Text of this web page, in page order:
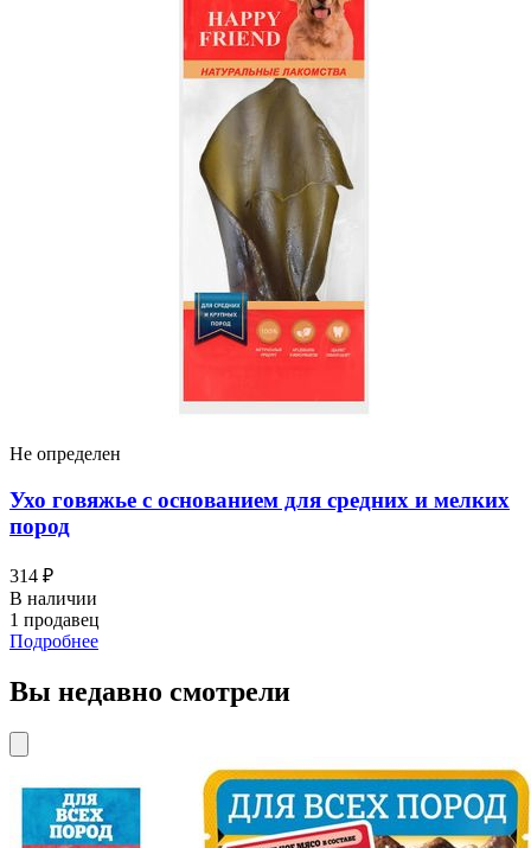
Не определен
Ухо говяжье с основанием для средних и мелких
пород
314 ₽
В наличии
1 продавец
Подробнее
Вы недавно смотрели